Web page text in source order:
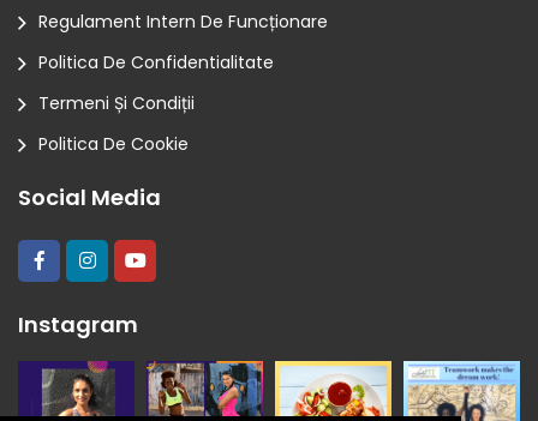
Regulament Intern De Funcționare
Politica De Confidentialitate
Termeni Și Condiții
Politica De Cookie
Social Media
Instagram